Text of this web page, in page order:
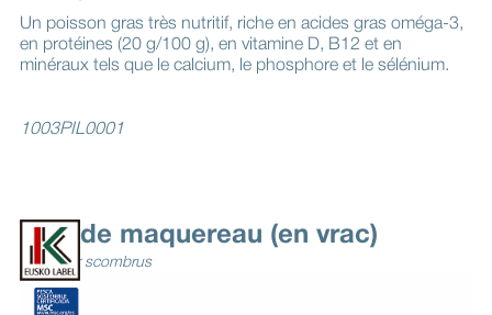
Un poisson gras très nutritif, riche en acides gras oméga-3,
en protéines (20 g/100 g), en vitamine D, B12 et en
minéraux tels que le calcium, le phosphore et le sélénium.
1003PIL0001
Filet de maquereau (en vrac)
Scomber scombrus